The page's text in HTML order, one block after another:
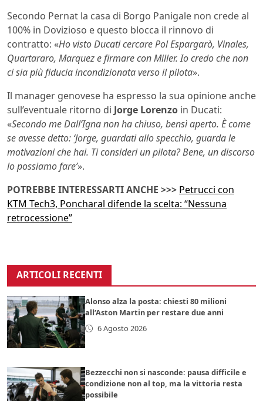
Secondo Pernat la casa di Borgo Panigale non crede al
100% in Dovizioso e questo blocca il rinnovo di
contratto: «Ho visto Ducati cercare Pol Espargarò, Vinales,
Quartararo, Marquez e firmare con Miller. Io credo che non
ci sia più fiducia incondizionata verso il pilota».
Il manager genovese ha espresso la sua opinione anche
sull’eventuale ritorno di Jorge Lorenzo in Ducati:
«Secondo me Dall’Igna non ha chiuso, bensì aperto. È come
se avesse detto: ‘Jorge, guardati allo specchio, guarda le
motivazioni che hai. Ti consideri un pilota? Bene, un discorso
lo possiamo fare’».
POTREBBE INTERESSARTI ANCHE >>> Petrucci con
KTM Tech3, Poncharal difende la scelta: “Nessuna
retrocessione”
ARTICOLI RECENTI
Alonso alza la posta: chiesti 80 milioni
all’Aston Martin per restare due anni
6 Agosto 2026
Bezzecchi non si nasconde: pausa difficile e
condizione non al top, ma la vittoria resta
possibile